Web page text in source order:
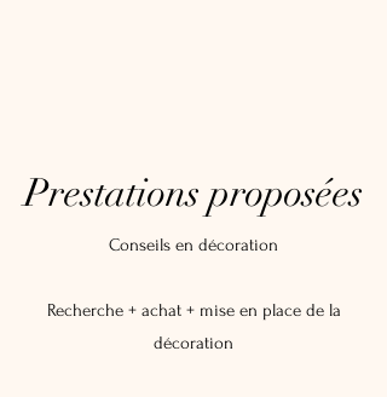
Prestations proposées
Conseils en décoration
Recherche + achat + mise en place de la
décoration​​